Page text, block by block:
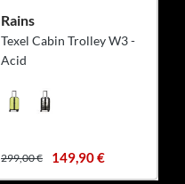
Rains
Texel Cabin Trolley W3 -
Acid
299,00 € 149,90 €